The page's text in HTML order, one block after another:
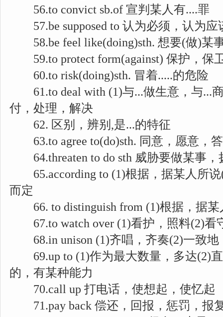
56.to convict sb.of 宣判某人有....罪
57.be supposed to 认为必须，认为应
58.be feel like(doing)sth. 想要(做)某
59.to protect form(against) 保护，保
60.to risk(doing)sth. 冒着.....的危险
61.to deal with (1)与...做生意，与...
付，处理，解决
62. 区别，辨别,是...的特征
63.to agree to(do)sth. 同意，愿意，
64.threaten to do sth 威胁要做某事，
65.according to (1)根据，据某人所说
而定
66. to distinguish from (1)根据，据某
67.to watch over (1)看护，照料(2)看
68.in unison (1)齐唱，齐奏(2)一致地
69.up to (1)作为最大数量，多达(2)
的，有某种能力
70.call up 打电话，使想起，使忆起
71.pay back 偿还，回报，惩罚，报